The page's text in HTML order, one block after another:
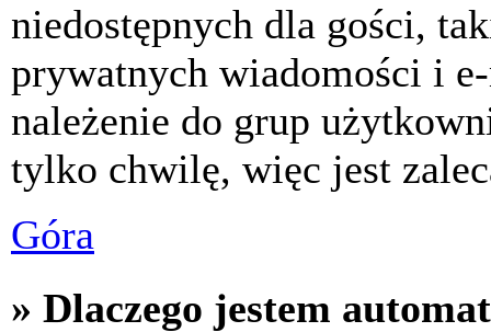
niedostępnych dla gości,
prywatnych wiadomości i
należenie do grup
tylko chwilę, więc jest
Góra
» Dlaczego jestem